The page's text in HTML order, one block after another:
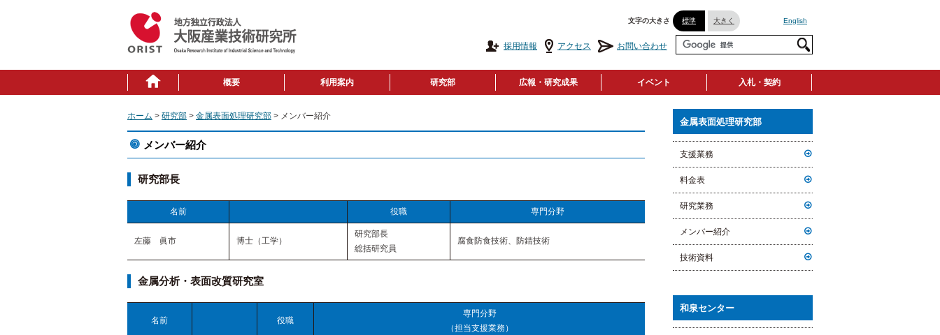
標準 大きく English
文字の大きさ
採用情報 アクセス お問い合わせ
概要 利用案内 研究部 広報・研究成果 イベント 入札・契約
ホーム > 研究部 > 金属表面処理研究部 > メンバー紹介
メンバー紹介
研究部長
名前 役職 専門分野
左藤 眞市 博士（工学）
研究部長
総括研究員
腐食防食技術、防錆技術
金属分析・表面改質研究室
名前 役職
専門分野
（担当支援業務）
金属表面処理研究部
支援業務
料金表
研究業務
メンバー紹介
技術資料
和泉センター